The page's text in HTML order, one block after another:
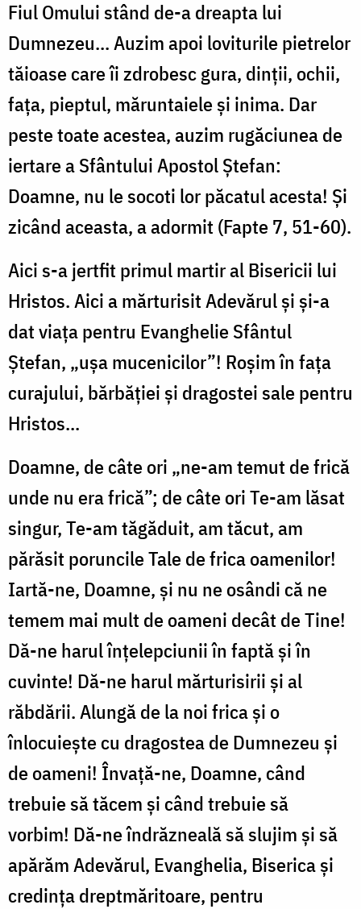
Fiul Omului stând de-a dreapta lui
Dumnezeu... Auzim apoi loviturile pietrelor
tăioase care îi zdrobesc gura, dinții, ochii,
fața, pieptul, măruntaiele și inima. Dar
peste toate acestea, auzim rugăciunea de
iertare a Sfântului Apostol Ștefan:
Doamne, nu le socoti lor păcatul acesta! Și
zicând aceasta, a adormit (Fapte 7, 51-60).
Aici s-a jertfit primul martir al Bisericii lui
Hristos. Aici a mărturisit Adevărul și și-a
dat viața pentru Evanghelie Sfântul
Ștefan, „ușa mucenicilor”! Roșim în fața
curajului, bărbăției și dragostei sale pentru
Hristos...
Doamne, de câte ori „ne-am temut de frică
unde nu era frică”; de câte ori Te-am lăsat
singur, Te-am tăgăduit, am tăcut, am
părăsit poruncile Tale de frica oamenilor!
Iartă-ne, Doamne, și nu ne osândi că ne
temem mai mult de oameni decât de Tine!
Dă-ne harul înțelepciunii în faptă și în
cuvinte! Dă-ne harul mărturisirii și al
răbdării. Alungă de la noi frica și o
înlocuiește cu dragostea de Dumnezeu și
de oameni! Învață-ne, Doamne, când
trebuie să tăcem și când trebuie să
vorbim! Dă-ne îndrăzneală să slujim și să
apărăm Adevărul, Evanghelia, Biserica și
credința dreptmăritoare, pentru